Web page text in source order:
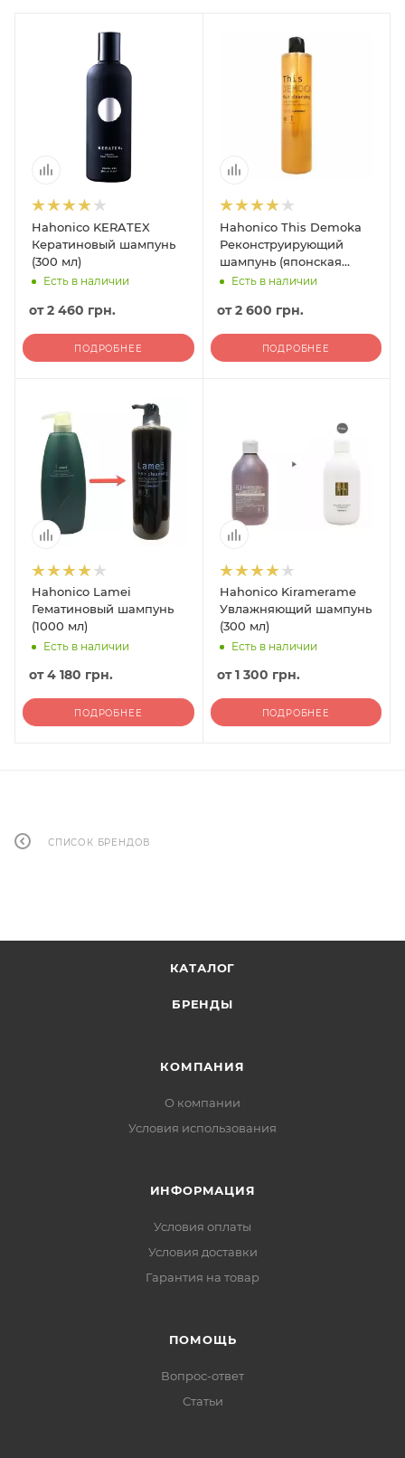
Hahonico KERATEX
Кератиновый шампунь
(300 мл)
Есть в наличии
от2 460 грн.
ПОДРОБНЕЕ
Hahonico This Demoka
Реконструирующий
шампунь (японская
фасовка) (400 мл)
Есть в наличии
от2 600 грн.
ПОДРОБНЕЕ
Hahonico Lamei
Гематиновый шампунь
(1000 мл)
Есть в наличии
от4 180 грн.
ПОДРОБНЕЕ
Hahonico Kiramerame
Увлажняющий шампунь
(300 мл)
Есть в наличии
от1 300 грн.
ПОДРОБНЕЕ
СПИСОК БРЕНДОВ
КАТАЛОГ
БРЕНДЫ
КОМПАНИЯ
О компании
Условия использования
ИНФОРМАЦИЯ
Условия оплаты
Условия доставки
Гарантия на товар
ПОМОЩЬ
Вопрос-ответ
Статьи